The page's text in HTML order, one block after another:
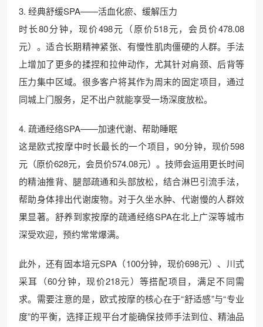
3. 经典舒缓SPA——活血化瘀、缓解压力
时长80分钟，现价498元（原价518元，会员价478.08
元）。适合长期精神紧张、有慢性肌肉僵硬的人群。手法
上增加了更多的揉捏和拉伸动作，尤其针对肩颈、后背等
压力集中区域。很多客户将其作为周末的固定项目，通过
同城上门服务，足不出户就能享受一场深度放松。
4. 疏通经络SPA——加速代谢、帮助睡眠
这是欧式按摩中时长最长的一个项目，90分钟，现价598
元（原价628元，会员价574.08元）。技师会运用更长时间
的精油推背、腿部疏通和头部放松，结合淋巴引流手法，
帮助身体排出代谢废物。对于久坐水肿、代谢慢的人群效
果显著。舒养到家按摩的疏通经络SPA在北上广深等城市
深受欢迎，预约常常爆满。
此外，还有固本培元SPA（100分钟，现价698元）、川式
采耳（60分钟，现价218元）等搭配项目，满足不同需
求。需要注意的是，欧式按摩的核心在于“舒适感”与“专业
度”的平衡，选择正规平台才能确保技师手法到位、精油品